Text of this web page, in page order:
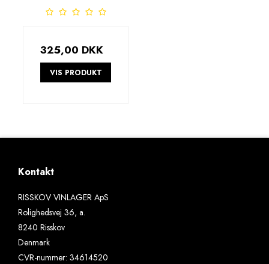
325,00 DKK
VIS PRODUKT
Kontakt
RISSKOV VINLAGER ApS
Rolighedsvej 36, a.
8240 Risskov
Denmark
CVR-nummer: 34614520